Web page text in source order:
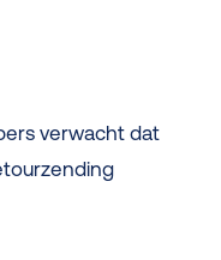
verwacht dat